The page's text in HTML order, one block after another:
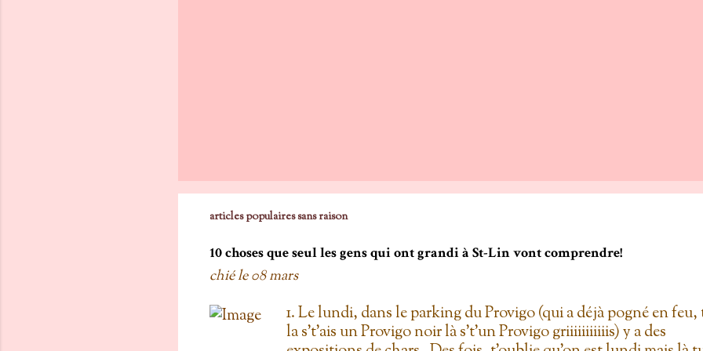
articles populaires sans raison
10 choses que seul les gens qui ont grandi à St-Lin vont comprendre!
chié le08 mars
1. Le lundi, dans le parking du Provigo (qui a déjà pogné en feu,
la s't'ais un Provigo noir là s't'un Provigo griiiiiiiiiiis) y a des